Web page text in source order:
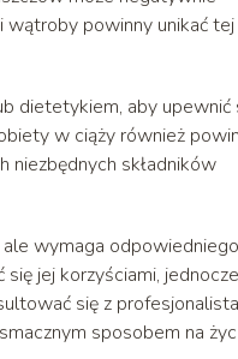
wątroby powinny unikać tej
dietetykiem, aby upewnić
w ciąży również
niezbędnych składników
wymaga odpowiedniego
jej korzyściami,
się z
sposobem na